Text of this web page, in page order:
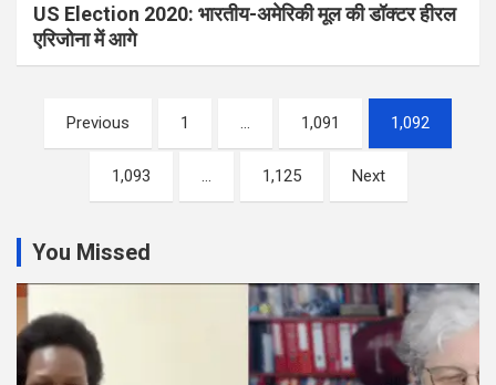
US Election 2020: भारतीय-अमेरिकी मूल की डॉक्‍टर हीरल
एरिजोना में आगे
Posts
pagination
Previous 1 … 1,091 1,092
1,093 … 1,125 Next
You Missed